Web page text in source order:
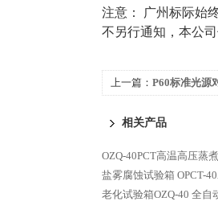
注意：
广州标际始
不另行通知，本公
上一篇： P60标准光源
相关产品
OZQ-40PCT高温高压蒸
盐雾腐蚀试验箱 OPCT-
老化试验箱OZQ-40 全自